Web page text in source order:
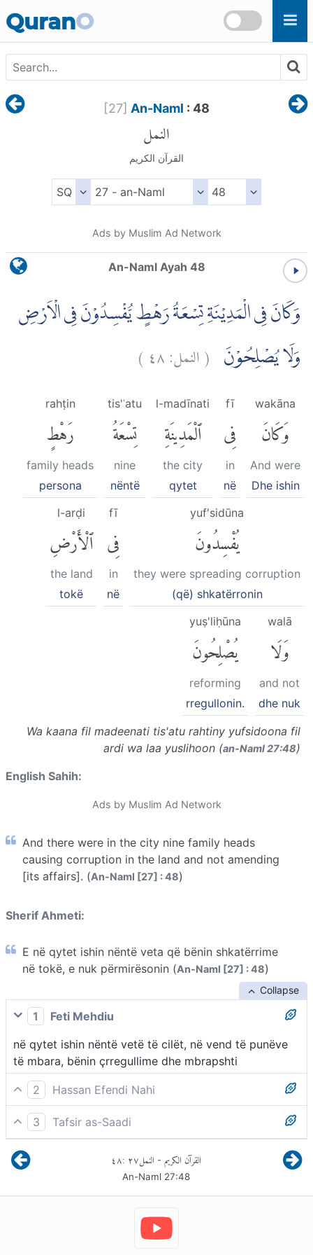
QuranO
[27] An-Naml : 48
النمل
القرآن الكريم
Ads by Muslim Ad Network
An-Naml Ayah 48
وَكَانَ فِى الْمَدِيْنَةِ تِسْعَةُ رَهْطٍ يُّفْسِدُوْنَ فِى الْاَرْضِ
وَلَا يُصْلِحُوْنَ (النمل:٤٨)
wakāna
وَكَانَ
And were
Dhe ishin
fī
فِى
in
në
l-madīnati
ٱلْمَدِينَةِ
the city
qytet
tis'ʿatu
تِسْعَةُ
nine
nëntë
rahṭin
رَهْطٍ
family heads
persona
yuf'sidūna
يُفْسِدُونَ
they were spreading corruption
(që) shkatërronin
fī
فِى
in
në
l-arḍi
ٱلْأَرْضِ
the land
tokë
walā
وَلَا
and not
dhe nuk
yuṣ'liḥūna
يُصْلِحُونَ
reforming
rregullonin.
Wa kaana fil madeenati tis'atu rahtiny yufsidoona fil
ardi wa laa yuslihoon (an-Naml 27:48)
English Sahih:
Ads by Muslim Ad Network
And there were in the city nine family heads
causing corruption in the land and not amending
[its affairs]. (An-Naml [27] : 48)
Sherif Ahmeti:
E në qytet ishin nëntë veta që bënin shkatërrime
në tokë, e nuk përmirësonin (An-Naml [27] : 48)
Collapse
1
Feti Mehdiu
në qytet ishin nëntë vetë të cilët, në vend të punëve
të mbara, bënin çrregullime dhe mbrapshti
2
Hassan Efendi Nahi
Në qytet kishin qenë nëntë vetë që bënin ngatërresa
e nuk vinin rregull.
3
Tafsir as-Saadi
Në qytet ishin nëntë veta që bënin shkatërrime në
tokë dhe nuk donin të përmirësonin. -
Në qytetin ku ishte Salihu, ishin nëntë veta që Zoti
thotë se synonin dhe përhapin veçse shkatërime në
tokë dhe nuk sillnin asnjë përmirësim. Ata ishin
përgatitur që të luftonin kundër Salihut dhe për të
القرآن الكريم - النمل٢٧:٤٨
An-Naml 27:48